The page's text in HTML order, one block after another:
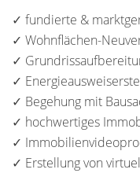
✓ fundierte &
✓ Wohnflächen-
✓
✓
✓ Begehung mit
✓ hochwertiges
✓
✓ Erstellung von